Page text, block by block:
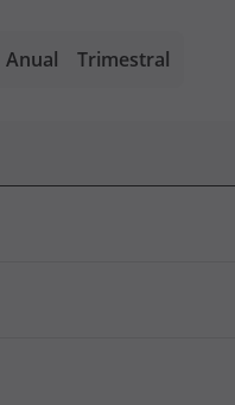
Anual Trimestral